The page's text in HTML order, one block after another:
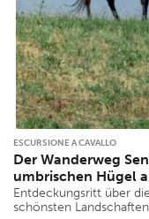
ESCURSIONE A CAVALLO
Der Wanderweg
umbrischen Hügel
Entdeckungsritt über
schönsten